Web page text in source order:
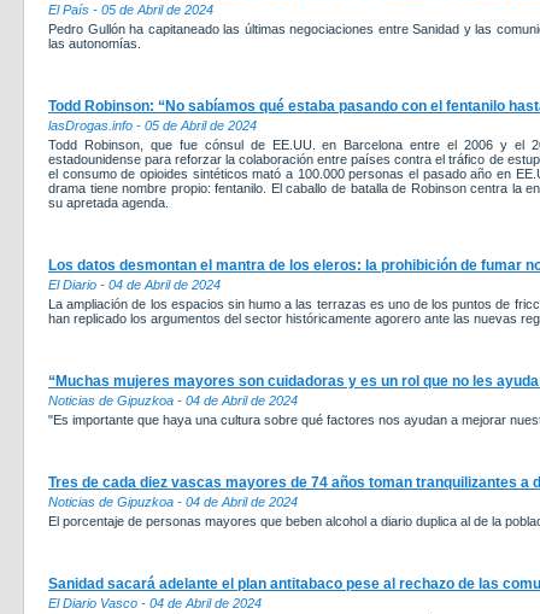
El País - 05 de Abril de 2024
Pedro Gullón ha capitaneado las últimas negociaciones entre Sanidad y las
las autonomías.
Todd Robinson: “No sabíamos qué estaba pasando con el fentanilo
lasDrogas.info - 05 de Abril de 2024
Todd Robinson, que fue cónsul de EE.UU. en Barcelona entre el 2006 y el
estadounidense para reforzar la colaboración entre países contra el tráfico de
el consumo de opioides sintéticos mató a 100.000 personas el pasado año en
drama tiene nombre propio: fentanilo. El caballo de batalla de Robinson centra la
su apretada agenda.
Los datos desmontan el mantra de los eleros: la prohibición de fumar
El Diario - 04 de Abril de 2024
La ampliación de los espacios sin humo a las terrazas es uno de los puntos de
han replicado los argumentos del sector históricamente agorero ante las nuevas
“Muchas mujeres mayores son cuidadoras y es un rol que no les
Noticias de Gipuzkoa - 04 de Abril de 2024
"Es importante que haya una cultura sobre qué factores nos ayudan a mejorar
Tres de cada diez vascas mayores de 74 años toman tranquilizantes a
Noticias de Gipuzkoa - 04 de Abril de 2024
El porcentaje de personas mayores que beben alcohol a diario duplica al de la
Sanidad sacará adelante el plan antitabaco pese al rechazo de las
El Diario Vasco - 04 de Abril de 2024